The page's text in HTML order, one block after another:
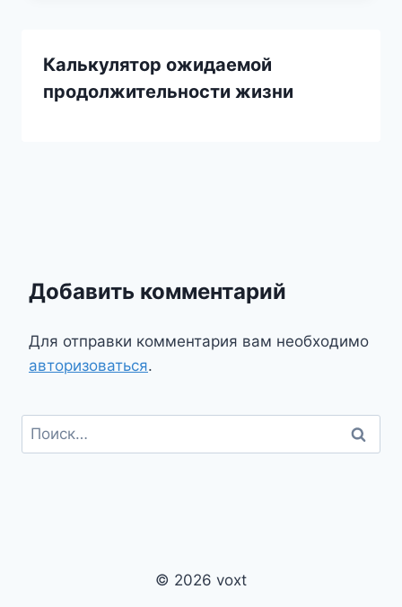
Калькулятор ожидаемой
продолжительности жизни
Добавить комментарий
Для отправки комментария вам необходимо
авторизоваться.
Найти:
© 2026 voxt